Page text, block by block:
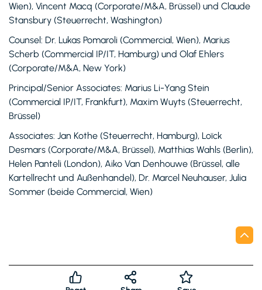
Wien), Vincent Macq (Corporate/M&A, Brüssel) und Claude
Stansbury (Steuerrecht, Washington)
Counsel: Dr. Lukas Pomaroli (Commercial, Wien), Marius
Scherb (Commercial IP/IT, Hamburg) und Olaf Ehlers
(Corporate/M&A, New York)
Principal/Senior Associates: Marius Li-Yang Stein
(Commercial IP/IT, Frankfurt), Maxim Wuyts (Steuerrecht,
Brüssel)
Associates: Jan Kothe (Steuerrecht, Hamburg), Loïck
Desmars (Corporate/M&A, Brüssel), Matthias Wahls (Berlin),
Helen Panteli (London), Aiko Van Denhouwe (Brüssel, alle
Kartellrecht und Außenhandel), Dr. Marcel Neuhauser, Julia
Sommer (beide Commercial, Wien)